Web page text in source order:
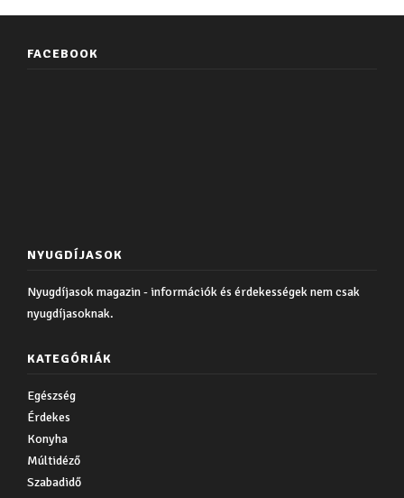
FACEBOOK
NYUGDÍJASOK
Nyugdíjasok magazin - információk és érdekességek nem csak
nyugdíjasoknak.
KATEGÓRIÁK
Egészség
Érdekes
Konyha
Múltidéző
Szabadidő